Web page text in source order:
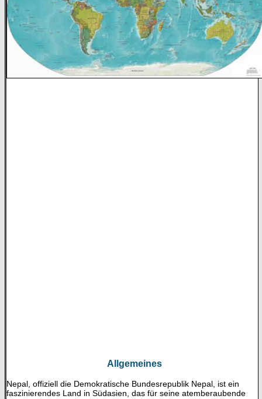
Allgemeines
Nepal, offiziell die Demokratische Bundesrepublik Nepal, ist ein
faszinierendes Land in Südasien, das für seine atemberaubende